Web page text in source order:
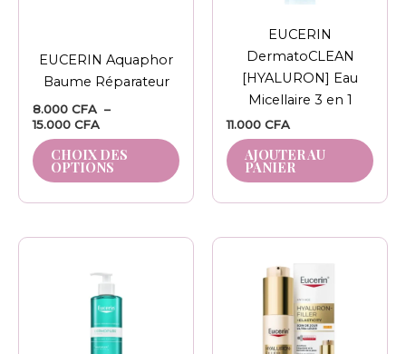
EUCERIN Aquaphor
Baume Réparateur
8.000 CFA –
15.000 CFA
CHOIX DES
OPTIONS
produit
EUCERIN
DermatoCLEAN
[HYALURON] Eau
Micellaire 3 en 1
11.000 CFA
AJOUTER AU
PANIER